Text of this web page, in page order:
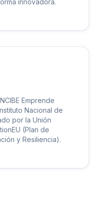
innovadora.
Emprende
Nacional de
por la Unión
(Plan de
y Resiliencia).